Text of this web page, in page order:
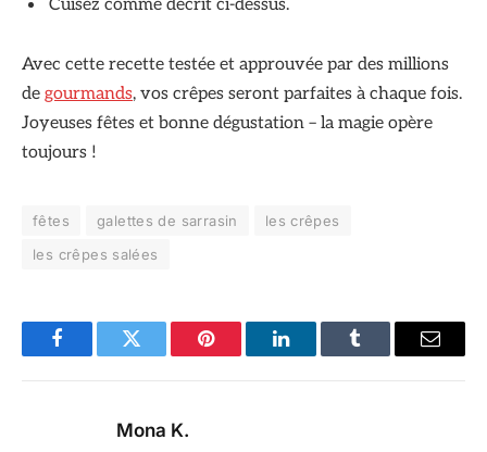
Cuisez comme décrit ci-dessus.
Avec cette recette testée et approuvée par des millions
de gourmands, vos crêpes seront parfaites à chaque fois.
Joyeuses fêtes et bonne dégustation – la magie opère
toujours !
fêtes galettes de sarrasin
les crêpes
les crêpes salées
FacebookTwitter Pinterest LinkedInTumblr Email
Mona K.